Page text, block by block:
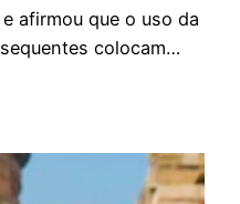
afirmou que o uso da
colocam…